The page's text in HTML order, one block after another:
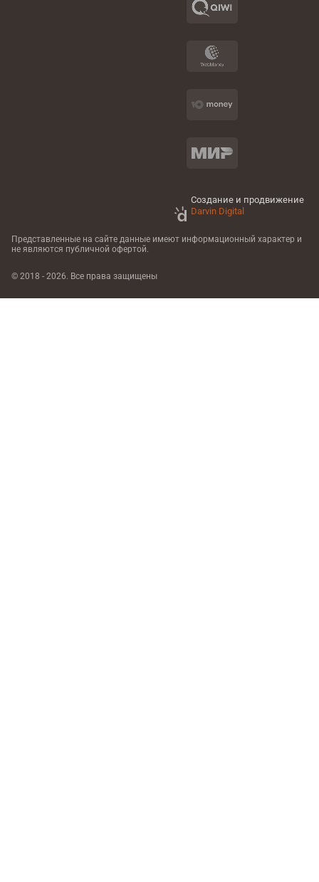
Создание и продвижение
Darvin Digital
Представленные на сайте данные имеют информационный характер и
не являются публичной офертой.
© 2018 - 2026. Все права защищены